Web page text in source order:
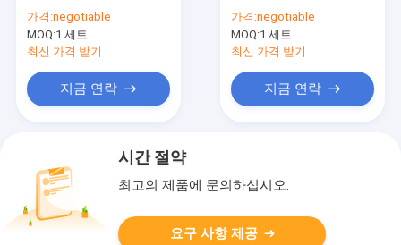
성하
가격:negotiable
MOQ:1 세트
최신 가격 받기
지금 연락
는 겹켜 목록
가격:negotiable
MOQ:1 세트
최신 가격 받기
지금 연락
시간 절약
최고의 제품에 문의하십시오.
요구 사항 제공